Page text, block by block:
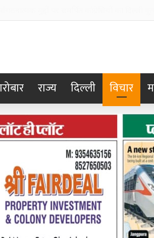
राज्य दिल्ली विचार